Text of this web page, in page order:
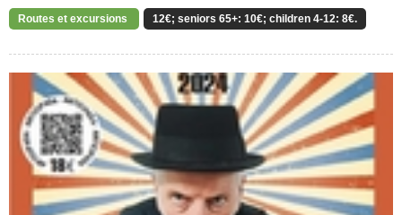
Routes et excursions 12€; seniors 65+: 10€; children 4-12: 8€.